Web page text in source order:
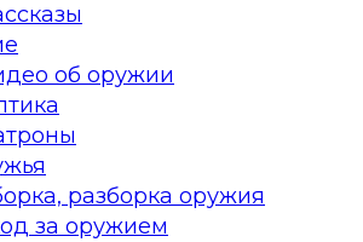
об оружии
разборка оружия
за оружием